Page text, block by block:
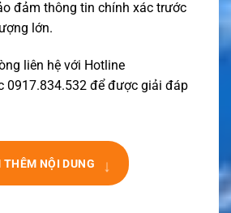
đảm thông tin chính xác trước
lớn.
liên hệ với Hotline
0917.834.532 để được giải đáp
THÊM NỘI DUNG ↓